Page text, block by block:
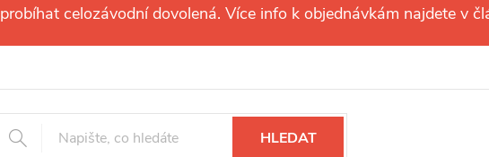
celozávodní dovolená. Více info k objednávkám najdete v
ochrany osobních údajů
HLEDAT